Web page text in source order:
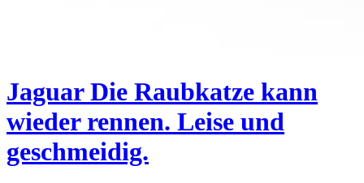
Jaguar Die Raubkatze kann
wieder rennen. Leise und
geschmeidig.